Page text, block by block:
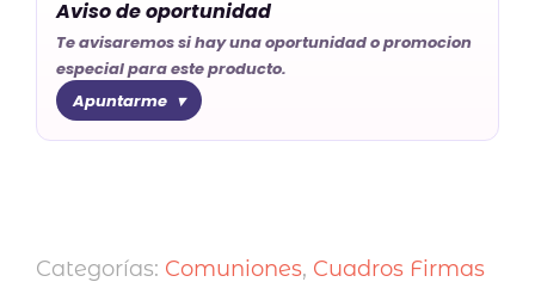
Aviso de oportunidad
Te avisaremos si hay una oportunidad o promocion
especial para este producto.
Apuntarme
Categorías: Comuniones, Cuadros Firmas